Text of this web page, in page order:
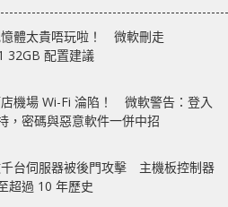
體太貴唔玩啦！ 微軟刪走
32GB 配置建議
機場 Wi-Fi 淪陷！ 微軟警告：登入
，密碼與惡意軟件一併中招
台伺服器被後門攻擊 主機板控制器
超過 10 年歷史